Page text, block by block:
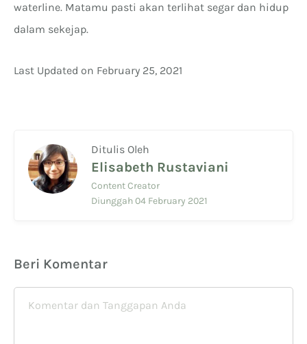
waterline. Matamu pasti akan terlihat segar dan hidup
dalam sekejap.
Last Updated on February 25, 2021
Ditulis Oleh
Elisabeth Rustaviani
Content Creator
Diunggah 04 February 2021
Beri Komentar